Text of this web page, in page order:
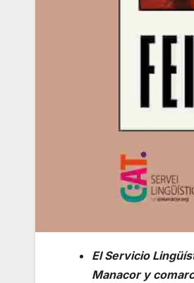
El Servicio
Manacor y